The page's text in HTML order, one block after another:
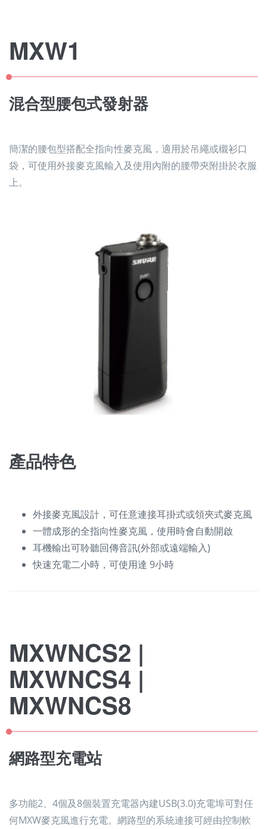
MXW1
混合型腰包式發射器
簡潔的腰包型搭配全指向性麥克風，適用於吊繩或櫬衫口
袋，可使用外接麥克風輸入及使用內附的腰帶夾附掛於衣服
上。
產品特色
外接麥克風設計，可任意連接耳掛式或領夾式麥克風
一體成形的全指向性麥克風，使用時會自動開啟
耳機輸出可聆聽回傳音訊(外部或遠端輸入)
快速充電二小時，可使用達 9小時
MXWNCS2 |
MXWNCS4 |
MXWNCS8
網路型充電站
多功能2、4個及8個裝置充電器內建USB(3.0)充電埠可對任
何MXW⿆克⾵進⾏充電。網路型的系統連接可經由控制軟